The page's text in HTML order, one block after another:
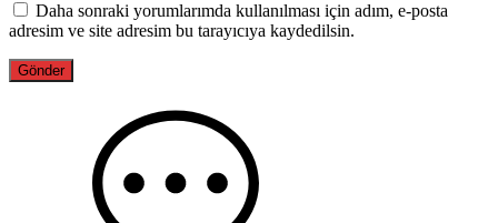
Daha sonraki yorumlarımda kullanılması için adım, e-posta
adresim ve site adresim bu tarayıcıya kaydedilsin.